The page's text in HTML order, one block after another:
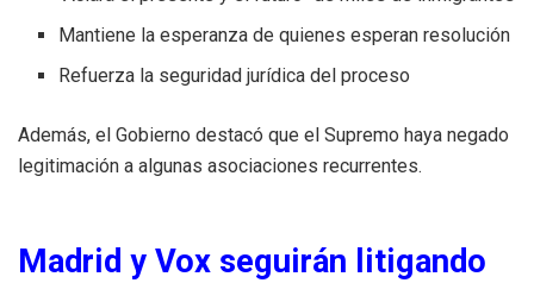
Mantiene la esperanza de quienes esperan resolución
Refuerza la seguridad jurídica del proceso
Además, el Gobierno destacó que el Supremo haya negado
legitimación a algunas asociaciones recurrentes.
Madrid y Vox seguirán litigando